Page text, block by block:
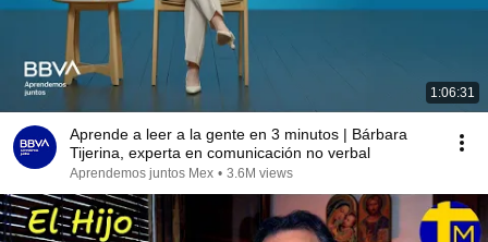
1:06:31
Aprende a leer a la gente en 3 minutos | Bárbara
Tijerina, experta en comunicación no verbal
Aprendemos juntos Mex • 3.6M views